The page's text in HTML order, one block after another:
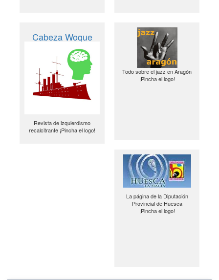
Cabeza Woque
Revista de izquierdismo
recalcitrante ¡Pincha el logo!
Todo sobre el jazz en Aragón
¡Pincha el logo!
La página de la Diputación
Provincial de Huesca
¡Pincha el logo!